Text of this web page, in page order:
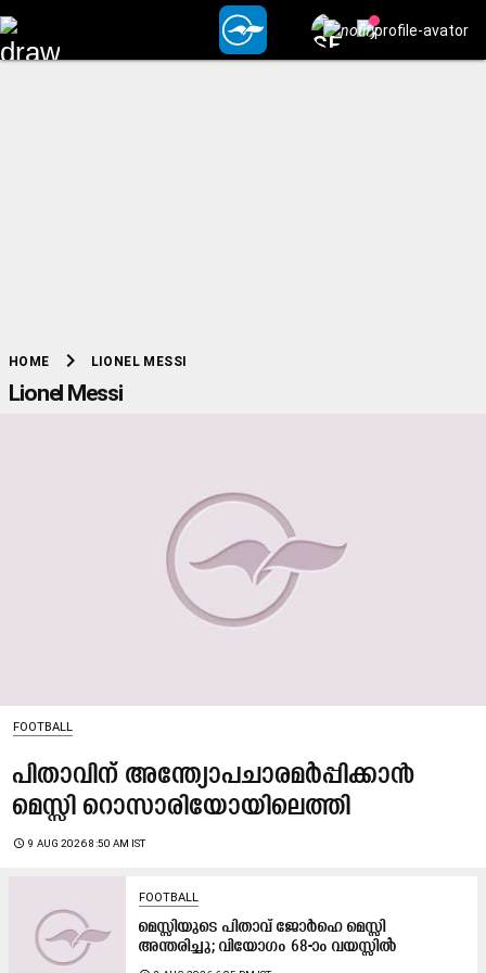
HOME chevron_right LIONEL MESSI
Lionel Messi
FOOTBALL
പിതാവിന് അന്ത്യോപചാരമർപ്പിക്കാൻ
മെസ്സി റൊസാരിയോയിലെത്തി
access_time 9 AUG 2026 8:50 AM IST
FOOTBALL
മെസ്സിയുടെ പിതാവ് ജോർഹെ മെസ്സി
അന്തരിച്ചു; വിയോഗം 68-ാം വയസ്സിൽ